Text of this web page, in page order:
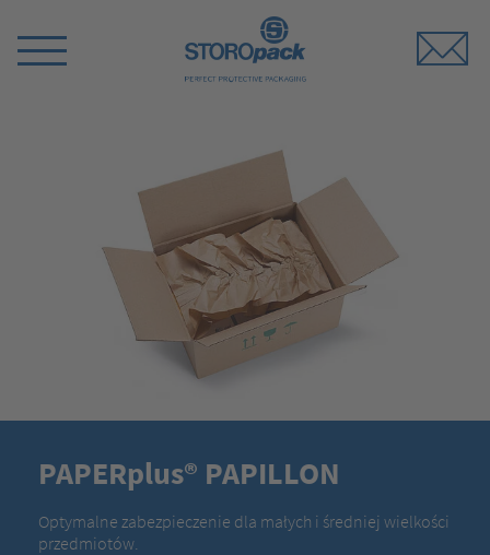
Switch
PAPERplus® PAPILLON
Optymalne zabezpieczenie dla małych i średniej wielkości
przedmiotów.